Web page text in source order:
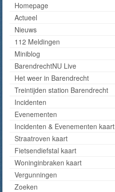
Homepage
Actueel
Nieuws
112 Meldingen
Miniblog
BarendrechtNU Live
Het weer in Barendrecht
Treintijden station Barendrecht
Incidenten
Evenementen
Incidenten & Evenementen kaart
Straatroven kaart
Fietsendiefstal kaart
Woninginbraken kaart
Vergunningen
Zoeken